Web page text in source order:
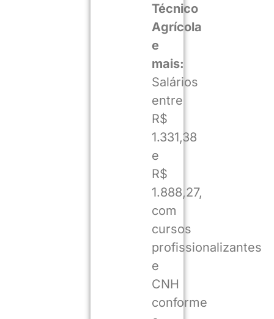
Técnico
Agrícola
e
mais:
Salários
entre
R$
1.331,38
e
R$
1.888,27,
com
cursos
profissionalizantes
e
CNH
conforme